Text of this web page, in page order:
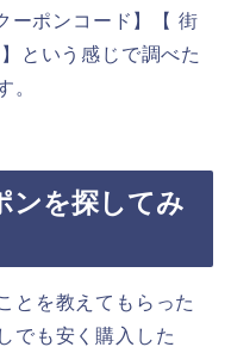
ーポンコード】【 街
という感じで調べた
。
ンを探してみ
とを教えてもらった
でも安く購入した